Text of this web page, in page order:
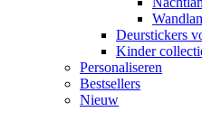
Deurstickers
Kinder
Personaliseren
Bestsellers
Nieuw